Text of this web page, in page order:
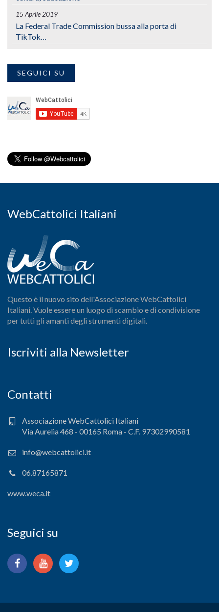
15 Aprile 2019
La Federal Trade Commission bussa alla porta di
TikTok…
SEGUICI SU
WebCattolici Italiani
Questo è il nuovo sito dell'Associazione WebCattolici
Italiani. Vuole essere un luogo di scambio e di condivisione
per tutti gli amanti degli strumenti digitali.
Iscriviti alla Newsletter
Contatti
Associazione WebCattolici Italiani
Via Aurelia 468 - 00165 Roma - C.F. 97302990581
info@webcattolici.it
06.87165871
www.weca.it
Seguici su